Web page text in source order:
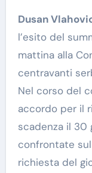
Dusan
l’esito del
mattina alla
centravanti
Nel corso del
accordo per il
scadenza il 30
confrontate
richiesta del